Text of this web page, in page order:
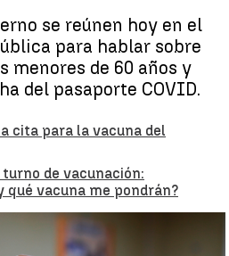
se reúnen hoy en el
para hablar sobre
menores de 60 años y
del pasaporte COVID.
cita para la vacuna del
de vacunación:
qué vacuna me pondrán?
hoy la estrategia de vacunación
pasaporte COVID |